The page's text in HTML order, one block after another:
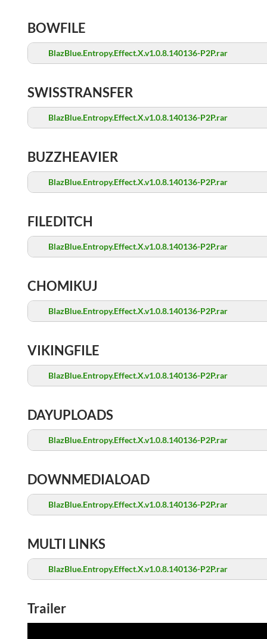
BOWFILE
BlazBlue.Entropy.Effect.X.v1.0.8.140136-P2P.rar
SWISSTRANSFER
BlazBlue.Entropy.Effect.X.v1.0.8.140136-P2P.rar
BUZZHEAVIER
BlazBlue.Entropy.Effect.X.v1.0.8.140136-P2P.rar
FILEDITCH
BlazBlue.Entropy.Effect.X.v1.0.8.140136-P2P.rar
CHOMIKUJ
BlazBlue.Entropy.Effect.X.v1.0.8.140136-P2P.rar
VIKINGFILE
BlazBlue.Entropy.Effect.X.v1.0.8.140136-P2P.rar
DAYUPLOADS
BlazBlue.Entropy.Effect.X.v1.0.8.140136-P2P.rar
DOWNMEDIALOAD
BlazBlue.Entropy.Effect.X.v1.0.8.140136-P2P.rar
MULTI LINKS
BlazBlue.Entropy.Effect.X.v1.0.8.140136-P2P.rar
Trailer